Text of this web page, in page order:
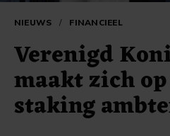
NIEUWS / FINANCIEEL
Verenigd
maakt zich
staking